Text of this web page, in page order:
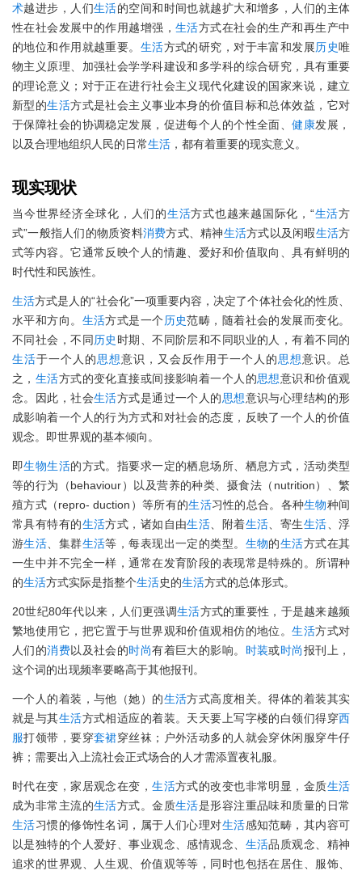
术越进步，人们生活的空间和时间也就越扩大和增多，人们的主体
性在社会发展中的作用越增强， 生活方式在社会的生产和再生产中
的地位和作用就越重要。 生活方式的研究，对于丰富和发展历史唯
物主义原理、加强社会学学科建设和多学科的综合研究，具有重要
的理论意义；对于正在进行社会主义现代化建设的国家来说，建立
新型的生活方式是社会主义事业本身的价值目标和总体效益，它对
于保障社会的协调稳定发展，促进每个人的个性全面、健康发展，
以及合理地组织人民的日常生活 ，都有着重要的现实意义。
现实现状
当今世界经济全球化，人们的生活方式也越来越国际化，“生活方
式”一般指人们的物质资料消费方式、精神生活方式以及闲暇生活方
式等内容。它通常反映个人的情趣、爱好和价值取向、具有鲜明的
时代性和民族性。
生活方式是人的“社会化”一项重要内容，决定了个体社会化的性质、
水平和方向。 生活方式是一个 历史范畴，随着社会的发展而变化。
不同社会，不同 历史 时期、不同阶层和不同职业的人，有着不同的
生活于一个人的思想意识，又会反作用于一个人的思想意识。总
之， 生活方式的变化直接或间接影响着一个人的思想意识和价值观
念。因此，社会生活方式是通过一个人的思想意识与心理结构的形
成影响着一个人的行为方式和对社会的态度，反映了一个人的价值
观念。即世界观的基本倾向。
即生物生活的方式。指要求一定的栖息场所、栖息方式，活动类型
等的行为（behaviour）以及营养的种类、摄食法（nutrition）、繁
殖方式（repro- duction）等所有的生活习性的总合。各种生物种间
常具有特有的生活方式，诸如自由生活 、附着生活 、寄生生活 、浮
游生活 、集群生活等，每表现出一定的类型。 生物的生活方式在其
一生中并不完全一样，通常在发育阶段的表现常是特殊的。所谓种
的生活方式实际是指整个生活史的生活方式的总体形式。
20世纪80年代以来，人们更强调生活方式的重要性，于是越来越频
繁地使用它，把它置于与世界观和价值观相仿的地位。生活方式对
人们的消费以及社会的时尚有着巨大的影响。 时装或时尚报刊上，
这个词的出现频率要略高于其他报刊。
一个人的着装，与他（她）的生活方式高度相关。得体的着装其实
就是与其生活方式相适应的着装。天天要上写字楼的白领们得穿西
服打领带，要穿套裙穿丝袜；户外活动多的人就会穿休闲服穿牛仔
裤；需要出入上流社会正式场合的人才需添置夜礼服。
时代在变，家居观念在变，生活方式的改变也非常明显，金质生活
成为非常主流的生活方式。金质生活是形容注重品味和质量的日常
生活习惯的修饰性名词，属于人们心理对生活感知范畴，其内容可
以是独特的个人爱好、事业观念、感情观念、 生活品质观念、精神
追求的世界观、人生观、价值观等等，同时也包括在居住、服饰、